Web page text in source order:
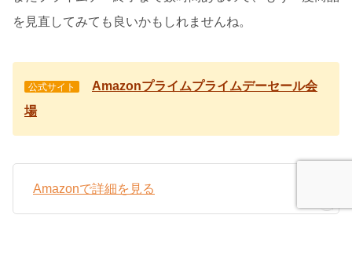
を見直してみても良いかもしれませんね。
公式サイト
Amazonプライムプライムデーセール会
場
Amazonで詳細を見る